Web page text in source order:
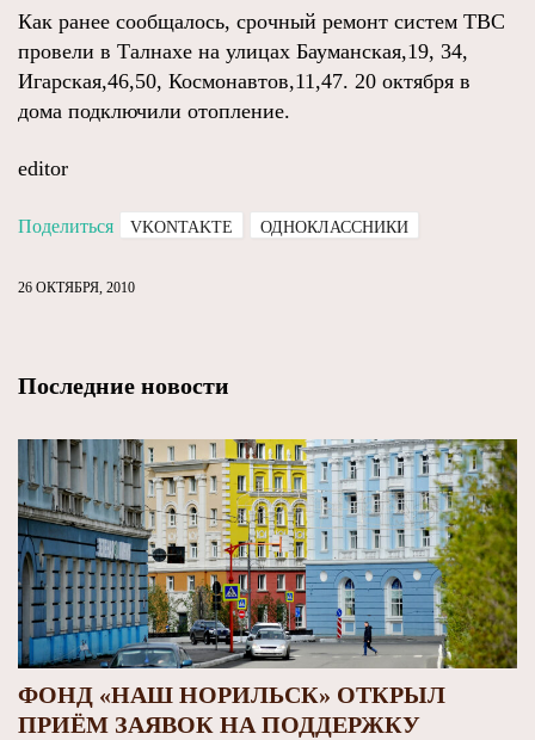
Как ранее сообщалось, срочный ремонт систем ТВС
провели в Талнахе на улицах Бауманская,19, 34,
Игарская,46,50, Космонавтов,11,47. 20 октября в
дома подключили отопление.
editor
Поделиться VKONTAKTE ОДНОКЛАССНИКИ
26 ОКТЯБРЯ, 2010
Последние новости
ФОНД «НАШ НОРИЛЬСК» ОТКРЫЛ
ПРИЁМ ЗАЯВОК НА ПОДДЕРЖКУ